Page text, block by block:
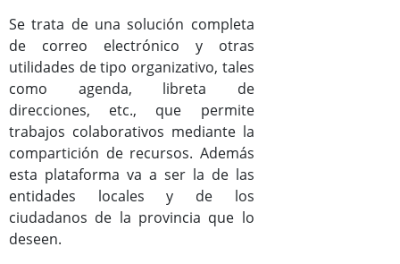
Mejoras versión Zimbra8
Manual de usuario de Zimbra
Se trata de una solución completa
de correo electrónico y otras
utilidades de tipo organizativo, tales
como agenda, libreta de
direcciones, etc., que permite
trabajos colaborativos mediante la
compartición de recursos. Además
esta plataforma va a ser la de las
entidades locales y de los
ciudadanos de la provincia que lo
deseen.